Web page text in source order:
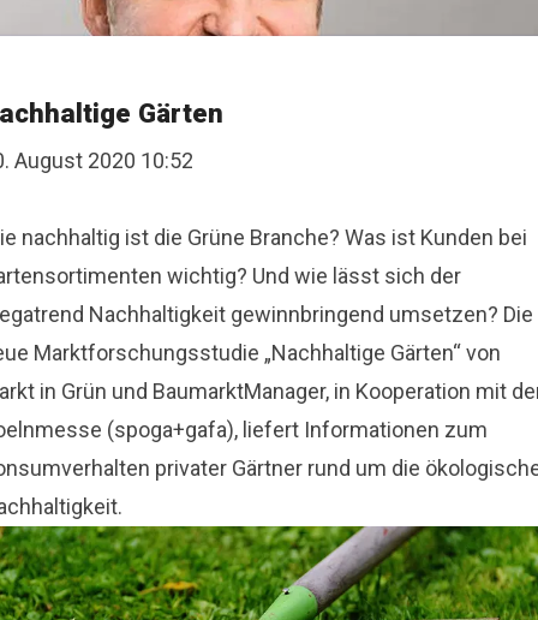
Gärten
August 2020 10:52
nachhaltig ist die Grüne Branche? Was ist Kunden bei
wichtig? Und wie lässt sich der
Nachhaltigkeit gewinnbringend umsetzen? Die
Marktforschungsstudie „Nachhaltige Gärten“ von
in Grün und BaumarktManager, in Kooperation mit
(spoga+gafa), liefert Informationen zum
privater Gärtner rund um die